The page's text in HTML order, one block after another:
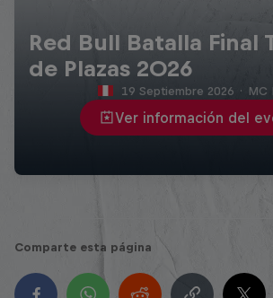
Red Bull Batalla Final
de Plazas 2026
Ver información del
19 Septiembre 2026 · MC
Comparte esta página